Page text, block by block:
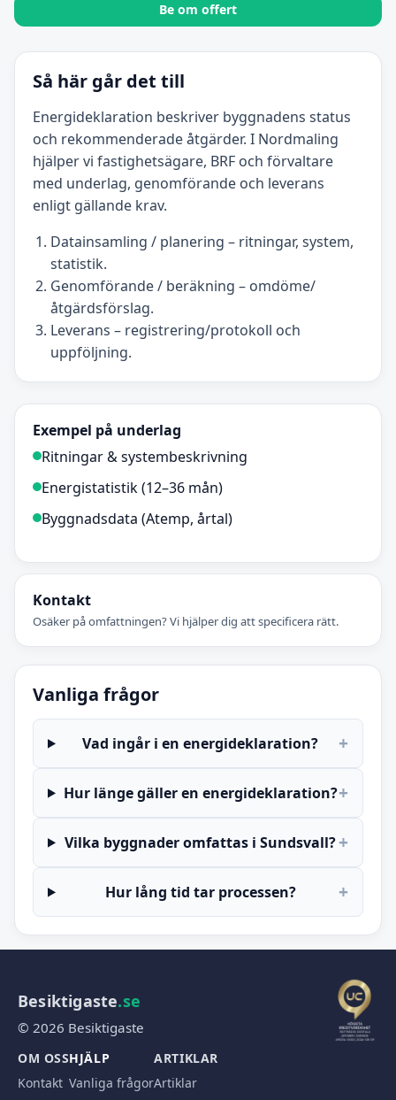
Be om offert
Så här går det till
Energideklaration beskriver byggnadens status
och rekommenderade åtgärder. I Nordmaling
hjälper vi fastighetsägare, BRF och förvaltare
med underlag, genomförande och leverans
enligt gällande krav.
Datainsamling / planering – ritningar, system,
statistik.
Genomförande / beräkning – omdöme/
åtgärdsförslag.
Leverans – registrering/protokoll och
uppföljning.
Exempel på underlag
Ritningar & systembeskrivning
Energistatistik (12–36 mån)
Byggnadsdata (Atemp, årtal)
Kontakt
Osäker på omfattningen? Vi hjälper dig att specificera rätt.
Vanliga frågor
Vad ingår i en energideklaration? +
Hur länge gäller en energideklaration?+
Vilka byggnader omfattas i Sundsvall?+
Hur lång tid tar processen? +
Besiktigaste.se
© 2026 Besiktigaste
OM OSS
Kontakt
HJÄLP
Vanliga frågor
ARTIKLAR
Artiklar